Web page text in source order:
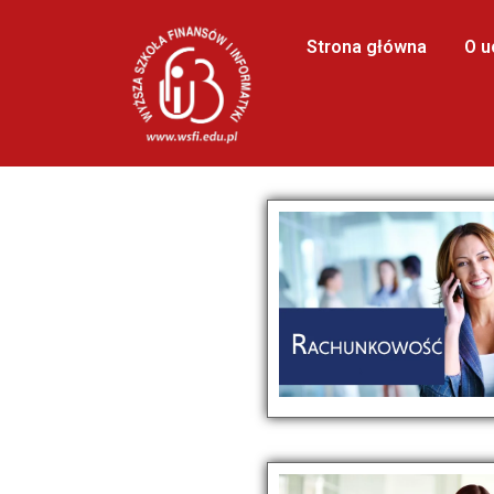
Strona główna O